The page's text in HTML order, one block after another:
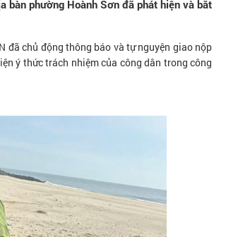
bàn phường Hoành Sơn đã phát hiện và bắt
đã chủ động thông báo và tự nguyện giao nộp
ý thức trách nhiệm của công dân trong công